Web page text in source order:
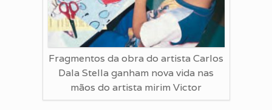
Fragmentos da obra do artista Carlos
Dala Stella ganham nova vida nas
mãos do artista mirim Victor